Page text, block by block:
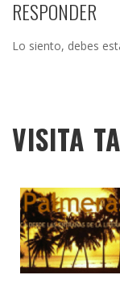
RESPONDER
Lo siento, debes
VISITA